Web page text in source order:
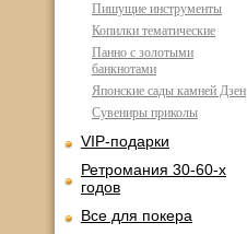
Пишущие инструменты
Копилки тематические
Панно с золотыми
банкнотами
Японские сады камней Дзен
Сувениры приколы
VIP-подарки
Ретромания 30-60-х
годов
Все для покера